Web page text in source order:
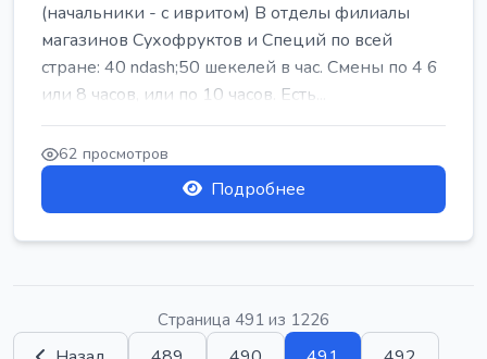
(начальники - с ивритом) В отделы филиалы
магазинов Сухофруктов и Специй по всей
стране: 40 ndash;50 шекелей в час. Смены по 4 6
или 8 часов, или по 10 часов. Есть...
62 просмотров
Подробнее
Страница 491 из 1226